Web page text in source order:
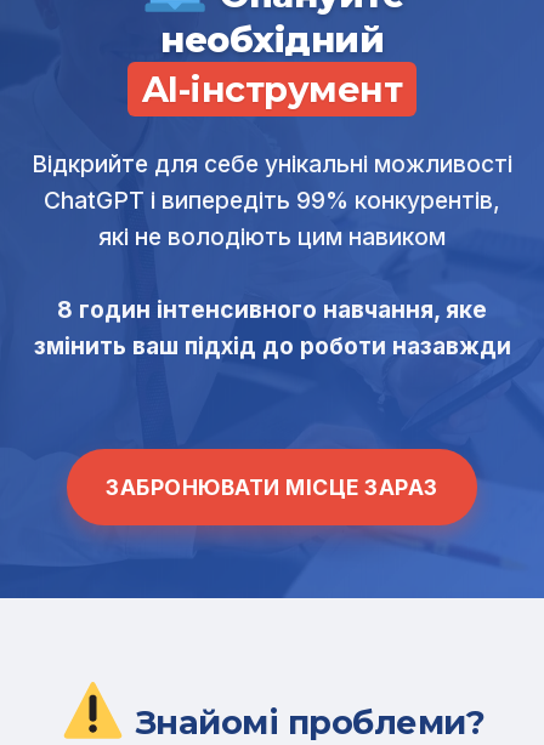
необхідний
AI-інструмент
Відкрийте для себе унікальні можливості
ChatGPT і випередіть 99% конкурентів,
які не володіють цим навиком
8 годин інтенсивного навчання, яке
змінить ваш підхід до роботи назавжди
ЗАБРОНЮВАТИ МІСЦЕ ЗАРАЗ
Знайомі проблеми?